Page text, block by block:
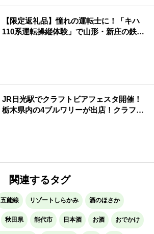
【限定返礼品】憧れの運転士に！「キハ
110系運転操縦体験」で山形・新庄の鉄道
JR日光駅でクラフトビアフェスタ開催！
栃木県内の4ブルワリーが出店！クラフト
関連するタグ
五能線 リゾートしらかみ 酒のほさか
秋田県 能代市 日本酒 お酒 おでかけ